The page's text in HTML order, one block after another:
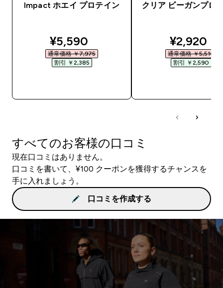
Impact ホエイ プロテイン
discounted price
¥5,590‎
通常価格 ￥7,975‎
割引 ￥2,385‎
クリア ビーガンプロ
¥2,920‎
通常価格 ￥5,510‎
割引 ￥2,590‎
すべてのお客様の口コミ
現在口コミはありません。
口コミを書いて、¥100 クーポンを獲得するチャンスを
手に入れましょう。
口コミを作成する